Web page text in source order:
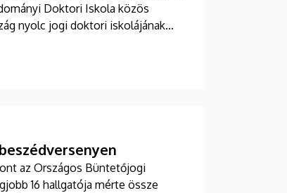
Doktori Iskola közös
nyolc jogi doktori iskolájának
az Országos Büntetőjogi
16 hallgatója mérte össze